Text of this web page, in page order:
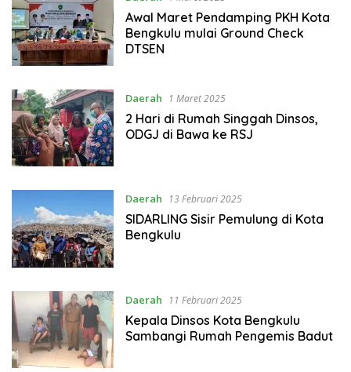
Awal Maret Pendamping PKH Kota
Bengkulu mulai Ground Check
DTSEN
Daerah 1 Maret 2025
2 Hari di Rumah Singgah Dinsos,
ODGJ di Bawa ke RSJ
Daerah 13 Februari 2025
SIDARLING Sisir Pemulung di Kota
Bengkulu
Daerah 11 Februari 2025
Kepala Dinsos Kota Bengkulu
Sambangi Rumah Pengemis Badut